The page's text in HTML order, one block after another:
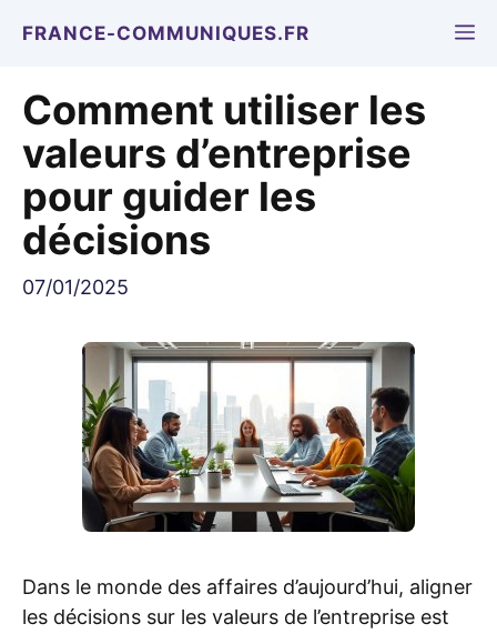
FRANCE-COMMUNIQUES.FR
Comment utiliser les
valeurs d’entreprise
pour guider les
décisions
07/01/2025
Dans le monde des affaires d’aujourd’hui, aligner
les décisions sur les valeurs de l’entreprise est